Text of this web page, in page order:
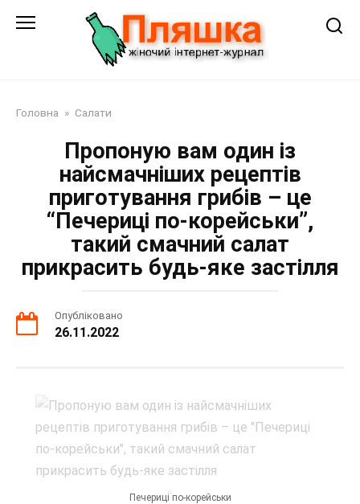
Головна » Салати
Пропоную вам один із
найсмачніших рецептів
приготування грибів – це
“Печериці по-корейськи”,
такий смачний салат
прикрасить будь-яке застілля
Опубліковано
26.11.2022
Печериці по-корейськи